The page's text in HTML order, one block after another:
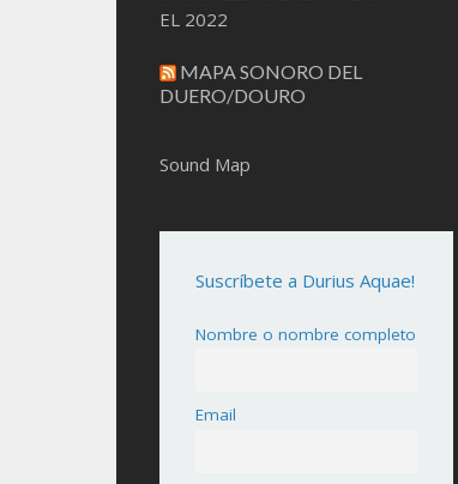
EL 2022
MAPA SONORO DEL
DUERO/DOURO
Sound Map
Suscríbete a Durius Aquae!
Nombre o nombre completo
Email